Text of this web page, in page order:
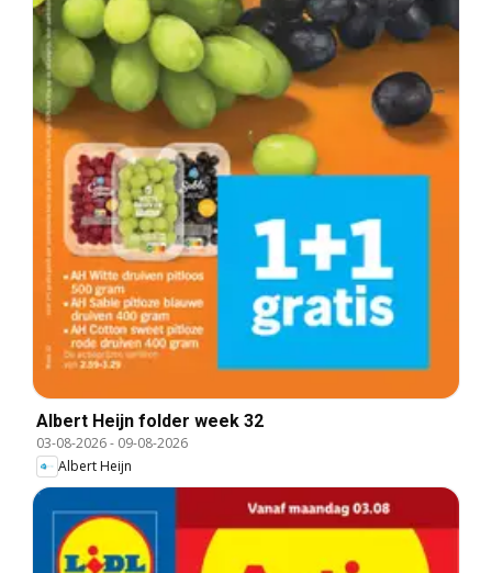
Albert Heijn folder week 32
03-08-2026- 09-08-2026
Albert Heijn